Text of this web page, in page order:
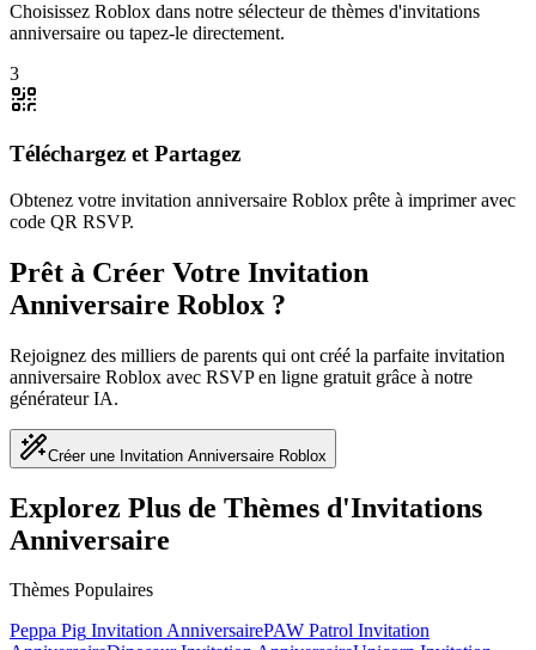
Choisissez Roblox dans notre sélecteur de thèmes d'invitations
anniversaire ou tapez-le directement.
3
Téléchargez et Partagez
Obtenez votre invitation anniversaire Roblox prête à imprimer avec
code QR RSVP.
Prêt à Créer Votre Invitation
Anniversaire Roblox ?
Rejoignez des milliers de parents qui ont créé la parfaite invitation
anniversaire Roblox avec RSVP en ligne gratuit grâce à notre
générateur IA.
Créer une Invitation Anniversaire Roblox
Explorez Plus de Thèmes d'Invitations
Anniversaire
Thèmes Populaires
Peppa Pig Invitation AnniversairePAW Patrol Invitation